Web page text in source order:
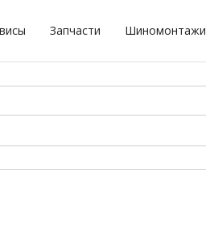
Запчасти Шиномонтажи